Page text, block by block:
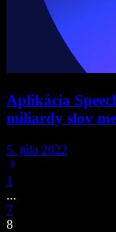
Aplikácia
miliardy slov
5. júla 2022
1
...
7
8